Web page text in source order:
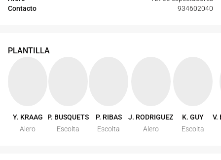
Contacto
934602040
PLANTILLA
Y. KRAAG
Alero
P. BUSQUETS
Escolta
P. RIBAS
Escolta
J. RODRIGUEZ
Alero
K. GUY
Escolta
V.